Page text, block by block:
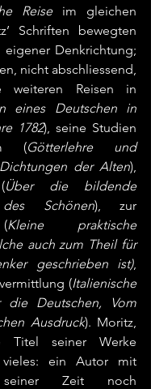
Reise im gleichen
Schriften bewegten
Denkrichtung;
nicht abschliessend,
weiteren Reisen in
eines Deutschen in
1782), seine Studien
(Götterlehre und
der Alten),
Über die bildende
Schönen), zur
Kleine praktische
auch zum Theil für
geschrieben ist),
(Italienische
die Deutschen, Vom
Ausdruck). Moritz,
Titel seiner Werke
vieles: ein Autor mit
Zeit noch